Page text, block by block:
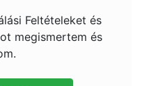
Feltételeket és
megismertem és